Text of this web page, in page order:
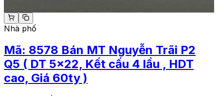
Nhà phố
Mã: 8578 Bán MT Nguyễn Trãi P2
Q5 ( DT 5x22, Kết cấu 4 lầu , HDT
cao, Giá 60ty )